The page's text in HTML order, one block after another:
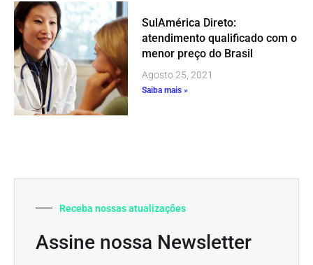
SulAmérica Direto:
atendimento qualificado com o
menor preço do Brasil
Agosto 25, 2021
Saiba mais »
Receba nossas atualizações
Assine nossa Newsletter